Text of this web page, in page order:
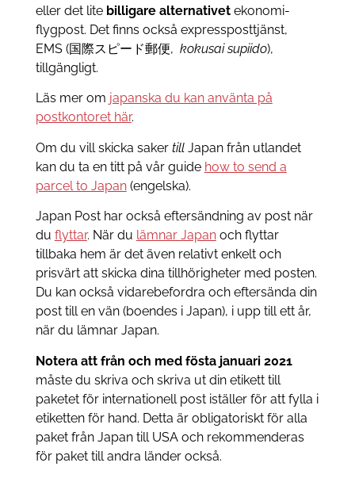
eller det lite billigare alternativetekonomi-
flygpost. Det finns också expressposttjänst,
EMS (国際スピード郵便, kokusai supiido),
tillgängligt.
Läs mer om japanska du kan använta på
postkontoret här.
Om du vill skicka saker till Japan från utlandet
kan du ta en titt på vår guide how to send a
parcel to Japan(engelska).
Japan Post har också eftersändning av post när
du flyttar. När du lämnar Japanoch flyttar
tillbaka hem är det även relativt enkelt och
prisvärt att skicka dina tillhörigheter med posten.
Du kan också vidarebefordra och eftersända din
post till en vän (boendes i Japan), i upp till ett år,
när du lämnar Japan.
Notera att från och med fösta januari 2021
måste du skriva och skriva ut din etikett till
paketet för internationell post iställer för att fylla i
etiketten för hand. Detta är obligatoriskt för alla
paket från Japan till USA och rekommenderas
för paket till andra länder också.